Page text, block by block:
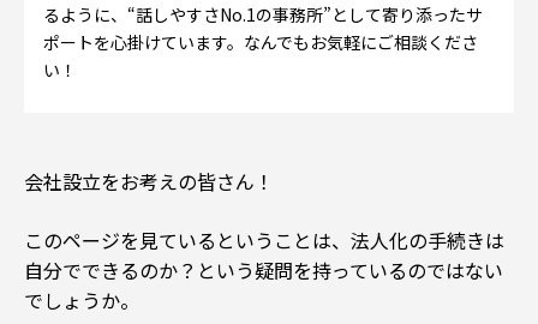
るように、“話しやすさNo.1の事務所”として寄り添ったサ
ポートを心掛けています。なんでもお気軽にご相談くださ
い！
会社設立をお考えの皆さん！
このページを見ているということは、法人化の手続きは
自分でできるのか？という疑問を持っているのではない
でしょうか。